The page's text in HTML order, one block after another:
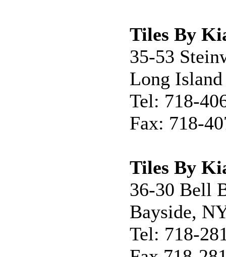
Tiles By
35-53
Long
Tel: 718-
Fax: 718-
Tiles By
36-30 Bell
Bayside,
Tel: 718-